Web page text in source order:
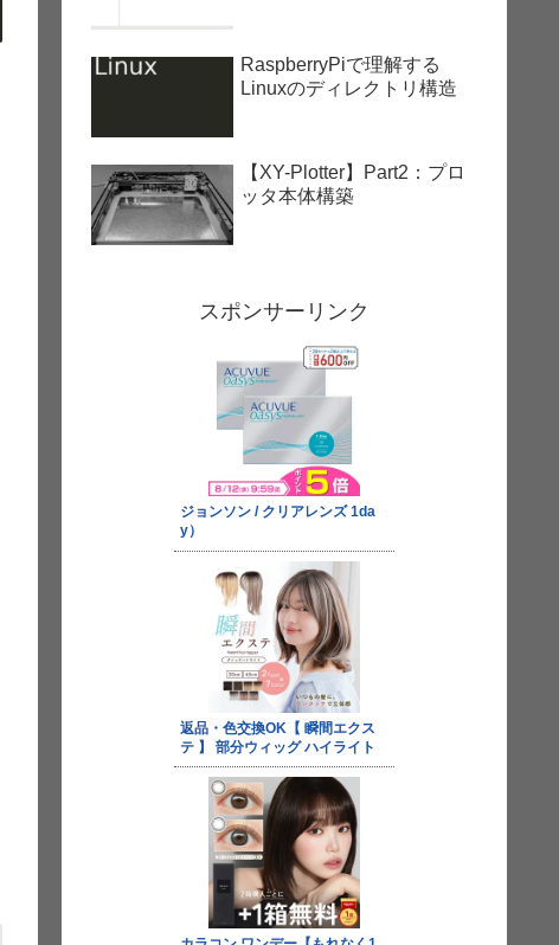
RaspberryPiで理解する
Linuxのディレクトリ構造
【XY-Plotter】Part2：プロ
ッタ本体構築
スポンサーリンク